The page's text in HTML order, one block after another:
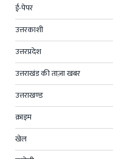
ई-पेपर
उत्तरकाशी
उत्तरप्रदेश
उत्तराखंड की ताज़ा खबर
उत्तराखण्ड
क्राइम
खेल